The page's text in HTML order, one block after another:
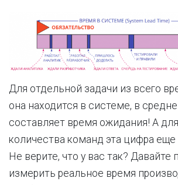
Для отдельной задачи из всего
она находится в системе, в
составляет время ожидания! А
количества команд эта цифра
Не верите, что у вас так? Давайте
измерить реальное время